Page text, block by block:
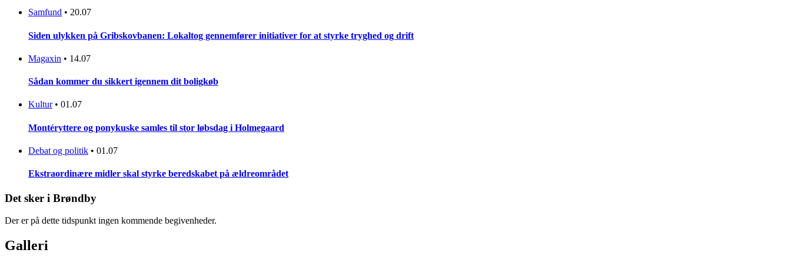
Samfund • 20.07
Siden ulykken på Gribskovbanen: Lokaltog gennemfører initiativer for at styrke tryghed og drift
Magaxin • 14.07
Sådan kommer du sikkert igennem dit boligkøb
Kultur • 01.07
Montéryttere og ponykuske samles til stor løbsdag i Holmegaard
Debat og politik • 01.07
Ekstraordinære midler skal styrke beredskabet på ældreområdet
Det sker i Brøndby
Der er på dette tidspunkt ingen kommende begivenheder.
Galleri